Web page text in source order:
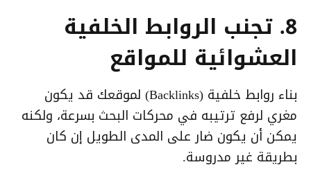
8. تجنب الروابط الخلفية
العشوائية للمواقع
بناء روابط خلفية (Backlinks) لموقعك قد يكون
مغري لرفع ترتيبه في محركات البحث بسرعة، ولكنه
يمكن أن يكون ضار على المدى الطويل إن كان
بطريقة غير مدروسة.